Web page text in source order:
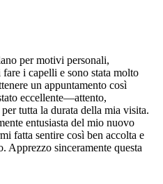
per motivi personali,
i capelli e sono stata molto
un appuntamento così
eccellente—attento,
tutta la durata della mia visita.
entusiasta del mio nuovo
fatta sentire così ben accolta e
Apprezzo sinceramente questa